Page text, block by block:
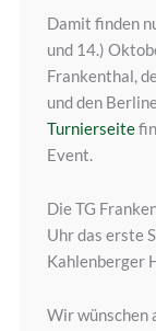
Damit finden
und 14.)
Frankenthal,
und den
Turnierseite
Event.
Die TG
Uhr das erste
Kahlenberger
Wir wünschen